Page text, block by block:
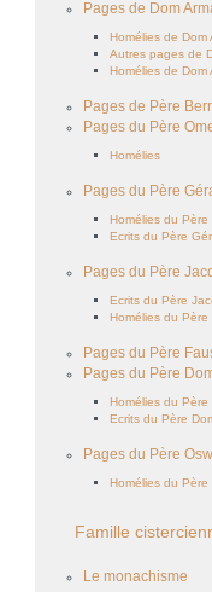
Pages de Dom
Homélies de Dom
Autres pages de
Homélies de Dom
Pages de Père
Pages du Père
Homélies
Pages du Père
Homélies du Père
Ecrits du Père
Pages du Père
Ecrits du Père
Homélies du
Pages du Père
Pages du Père
Homélies du Père
Ecrits du Père
Pages du Père
Homélies du Père
Famille
Le monachisme